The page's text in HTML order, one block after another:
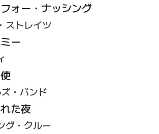
ォー・ナッシング
ストレイツ
ー
・バンド
た夜
グ・クルー